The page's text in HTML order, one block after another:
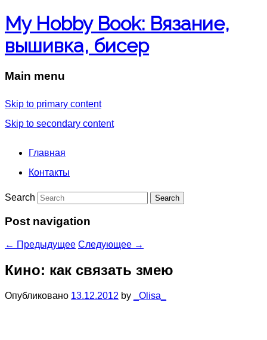
My Hobby Book: Вязание,
вышивка, бисер
Main menu
Skip to primary content
Skip to secondary content
Главная
Контакты
Search
Post navigation
← Предыдущее Следующее →
Кино: как связать змею
Опубликовано 13.12.2012 by _Olisa_